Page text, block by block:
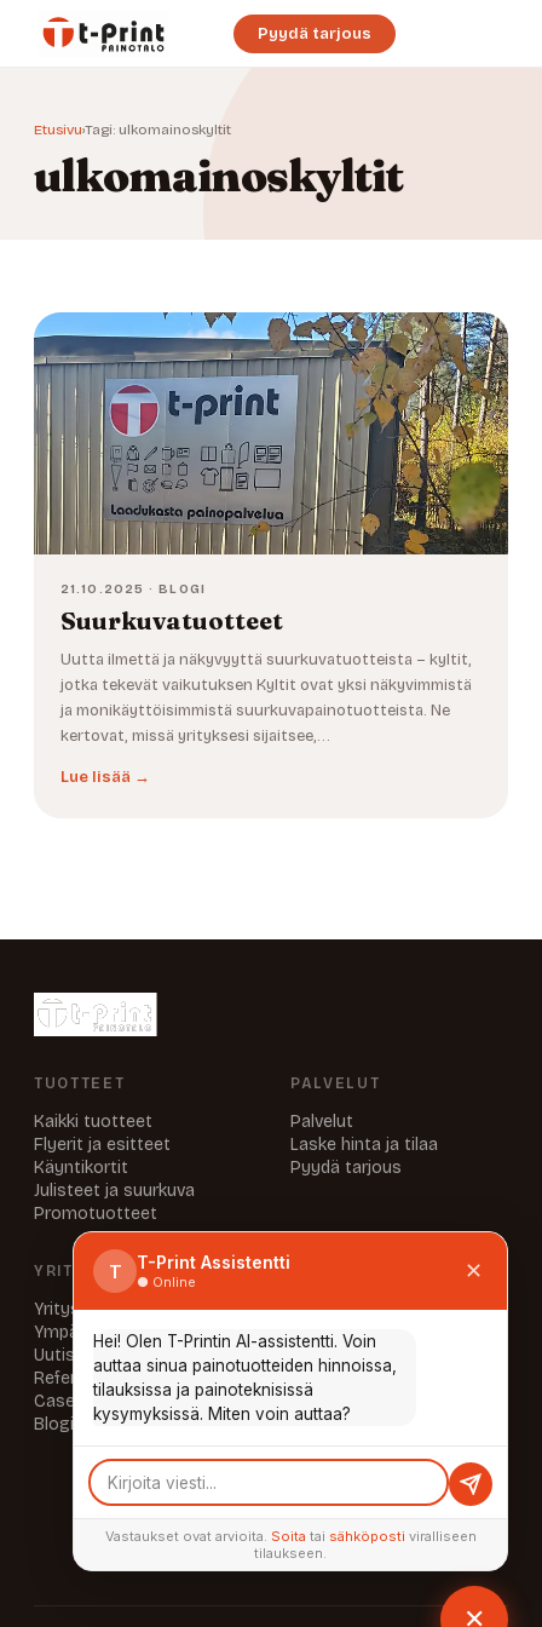
Pyydä tarjous
Etusivu›Tagi: ulkomainoskyltit
ulkomainoskyltit
21.10.2025 · BLOGI
Suurkuvatuotteet
Uutta ilmettä ja näkyvyyttä suurkuvatuotteista – kyltit,
jotka tekevät vaikutuksen Kyltit ovat yksi näkyvimmistä
ja monikäyttöisimmistä suurkuvapainotuotteista. Ne
kertovat, missä yrityksesi sijaitsee,…
Lue lisää →
TUOTTEET
Kaikki tuotteet
Flyerit ja esitteet
Käyntikortit
Julisteet ja suurkuva
Promotuotteet
PALVELUT
Palvelut
Laske hinta ja tilaa
Pyydä tarjous
YRITYS
Yritys
Ympäristö
Uutiset
Referenssit
Caset
Blogi
INFO & YHTEYSTIEDOT
UKK
Aineisto-ohjeet
Laskutustiedot
Yhteystiedot
Tietosuoja
Pe 8.00–15.00
tai sopimuksen mukaan
✕
T T-Print Assistentti
● Online ✕
Hei! Olen T-Printin AI-assistentti. Voin
auttaa sinua painotuotteiden hinnoissa,
tilauksissa ja painoteknisissä
kysymyksissä. Miten voin auttaa?
Vastaukset ovat arvioita. Soita tai sähköposti viralliseen
tilaukseen.